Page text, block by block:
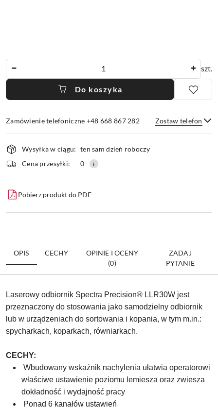
szt.
Do koszyka
Zamówienie telefoniczne +48 668 867 282 Zostaw telefon
Wyślij
Dostępność
i
dostawa
Wysyłka w ciągu: ten sam dzień roboczy
Cena przesyłki:
0
Pobierz produkt do PDF
OPIS CECHY
OPINIE I OCENY
(0)
ZADAJ
PYTANIE
Laserowy odbiornik Spectra Precision® LLR30W jest
przeznaczony do stosowania jako samodzielny odbiornik
lub w urządzeniach do sortowania i kopania, w tym m.in.:
spycharkach, koparkach, równiarkach.
CECHY:
Wbudowany wskaźnik nachylenia ułatwia operatorowi
właściwe ustawienie poziomu lemiesza oraz zwiesza
dokładność i wydajność pracy
Ponad 6 kanałów ustawień